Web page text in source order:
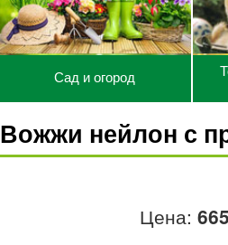
Сад и огород
Вожжи нейлон с
Цена: